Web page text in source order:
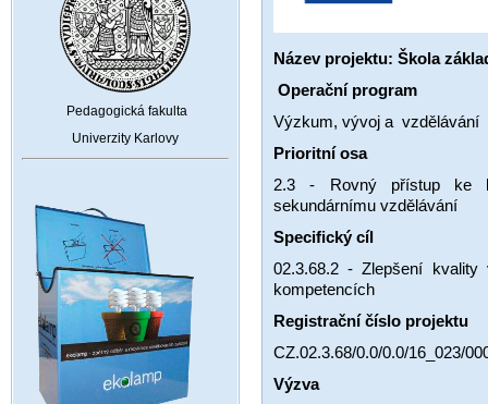
Pedagogická fakulta
Univerzity Karlovy
Název projektu: Škola
Operační program
Výzkum, vývoj a vzdělávání
Prioritní osa
2.3 - Rovný přístup ke
sekundárnímu vzdělávání
Specifický cíl
02.3.68.2 - Zlepšení
kompetencích
Registrační číslo projektu
CZ.02.3.68/0.0/0.0/16_023/
Výzva